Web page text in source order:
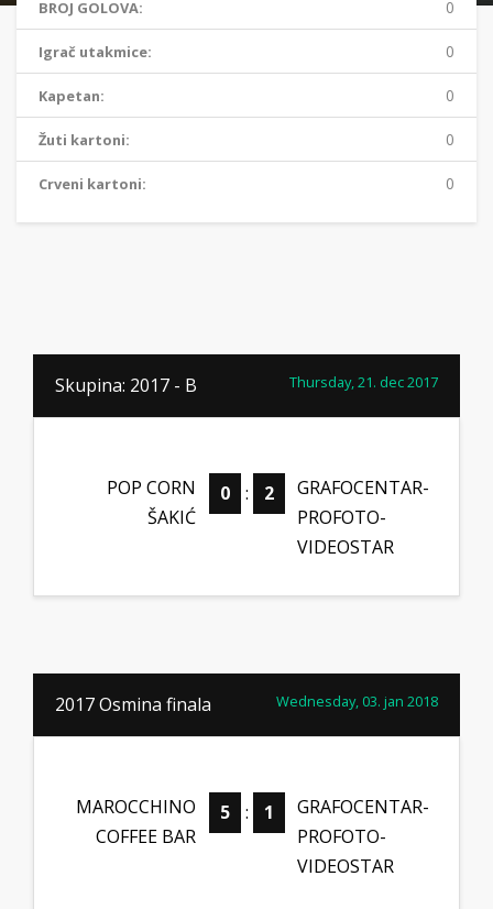
BROJ GOLOVA: 0
Igrač utakmice: 0
Kapetan: 0
Žuti kartoni: 0
Crveni kartoni: 0
Skupina: 2017 - B Thursday, 21. dec 2017
POP CORN
ŠAKIĆ
0 : 2
GRAFOCENTAR-
PROFOTO-
VIDEOSTAR
2017 Osmina finala Wednesday, 03. jan 2018
MAROCCHINO
COFFEE BAR
5 : 1
GRAFOCENTAR-
PROFOTO-
VIDEOSTAR